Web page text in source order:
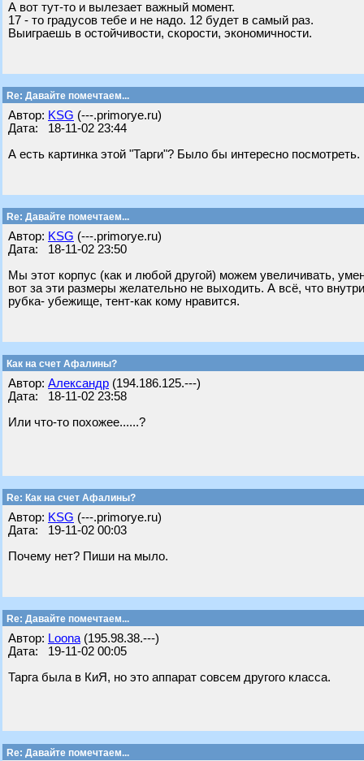
А вот тут-то и вылезает важный момент.
17 - то градусов тебе и не надо. 12 будет в самый раз.
Выиграешь в остойчивости, скорости, экономичности.
Re: Давайте помечтаем...
Автор: KSG (---.primorye.ru)
Дата: 18-11-02 23:44
А есть картинка этой "Тарги"? Было бы интересно посмотреть.
Re: Давайте помечтаем...
Автор: KSG (---.primorye.ru)
Дата: 18-11-02 23:50
Мы этот корпус (как и любой другой) можем увеличивать,
вот за эти размеры желательно не выходить. А всё, что
рубка- убежище, тент-как кому нравится.
Как на счет Афалины?
Автор: Александр (194.186.125.---)
Дата: 18-11-02 23:58
Или что-то похожее......?
Re: Как на счет Афалины?
Автор: KSG (---.primorye.ru)
Дата: 19-11-02 00:03
Почему нет? Пиши на мыло.
Re: Давайте помечтаем...
Автор: Loona (195.98.38.---)
Дата: 19-11-02 00:05
Тарга была в КиЯ, но это аппарат совсем другого класса.
Re: Давайте помечтаем...